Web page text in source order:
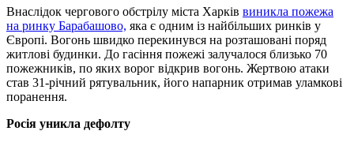
Внаслідок чергового обстрілу міста Харків виникла пожежа
на ринку Барабашово, яка є одним із найбільших ринків у
Європі. Вогонь швидко перекинувся на розташовані поряд
житлові будинки. До гасіння пожежі залучалося близько 70
пожежників, по яких ворог відкрив вогонь. Жертвою атаки
став 31-річний рятувальник, його напарник отримав уламкові
поранення.
Росія уникла дефолту